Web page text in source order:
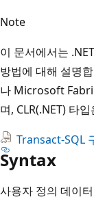
Note
이 문서에서는
방법에 대해 설명
나 Microsoft
며, CLR(.NET) 타
Transact-SQL
Syntax
사용자 정의 데이